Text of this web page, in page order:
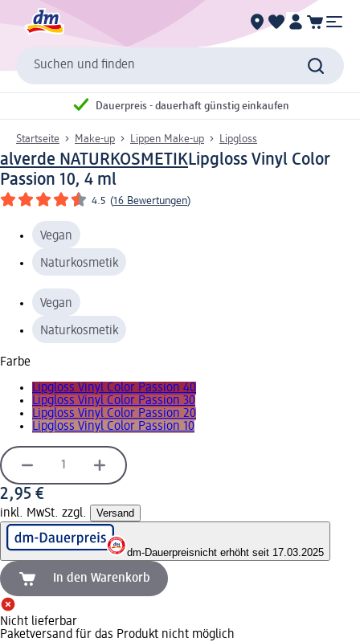
Suchen und finden
Dauerpreis - dauerhaft günstig einkaufen
Startseite Make-up Lippen Make-up Lipgloss
alverde NATURKOSMETIKLipgloss Vinyl Color
Passion 10, 4 ml
4.5 (16 Bewertungen)
Vegan
Naturkosmetik
Vegan
Naturkosmetik
Farbe
Lipgloss Vinyl Color Passion 40
Lipgloss Vinyl Color Passion 30
Lipgloss Vinyl Color Passion 20
Lipgloss Vinyl Color Passion 10
2,95 €
inkl. MwSt. zzgl. Versand
dm-Dauerpreisnicht erhöht seit 17.03.2025
In den Warenkorb
Nicht lieferbar
Paketversand für das Produkt nicht möglich